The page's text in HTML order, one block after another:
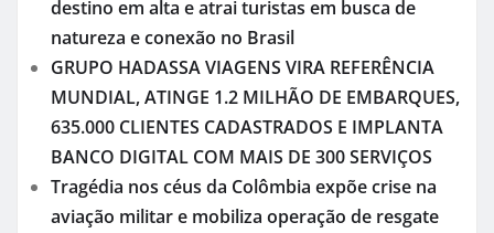
destino em alta e atrai turistas em busca de
natureza e conexão no Brasil
GRUPO HADASSA VIAGENS VIRA REFERÊNCIA
MUNDIAL, ATINGE 1.2 MILHÃO DE EMBARQUES,
635.000 CLIENTES CADASTRADOS E IMPLANTA
BANCO DIGITAL COM MAIS DE 300 SERVIÇOS
Tragédia nos céus da Colômbia expõe crise na
aviação militar e mobiliza operação de resgate